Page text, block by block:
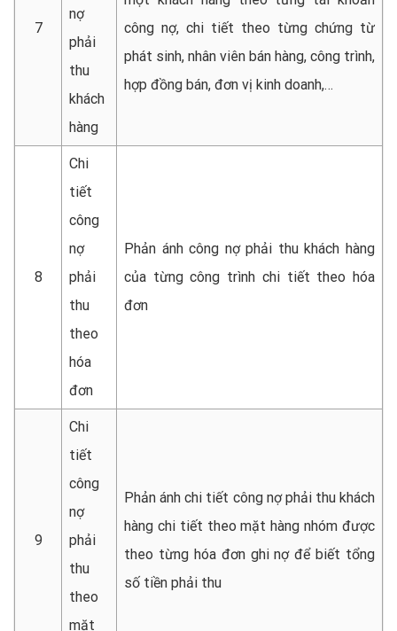
7
nợ
phải
thu
khách
hàng
công nợ, chi tiết theo từng chứng từ
phát sinh, nhân viên bán hàng, công trình,
hợp đồng bán, đơn vị kinh doanh,…
8
Chi
tiết
công
nợ
phải
thu
theo
hóa
đơn
Phản ánh công nợ phải thu khách hàng
của từng công trình chi tiết theo hóa
đơn
9
Chi
tiết
công
nợ
phải
thu
theo
mặt
Phản ánh chi tiết công nợ phải thu khách
hàng chi tiết theo mặt hàng nhóm được
theo từng hóa đơn ghi nợ để biết tổng
số tiền phải thu